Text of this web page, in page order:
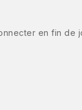
en fin de